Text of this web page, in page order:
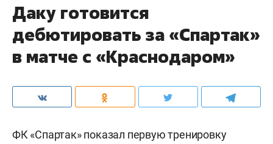
Даку готовится
дебютировать за «Спартак»
в матче с «Краснодаром»
ФК «Спартак» показал первую тренировку